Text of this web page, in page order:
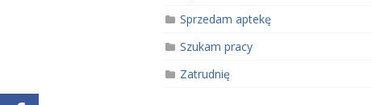
Sprzedam aptekę
Szukam pracy
Zatrudnię